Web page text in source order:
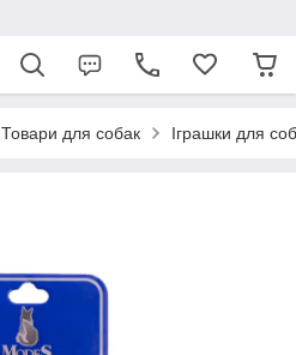
Товари для собак Іграшки для